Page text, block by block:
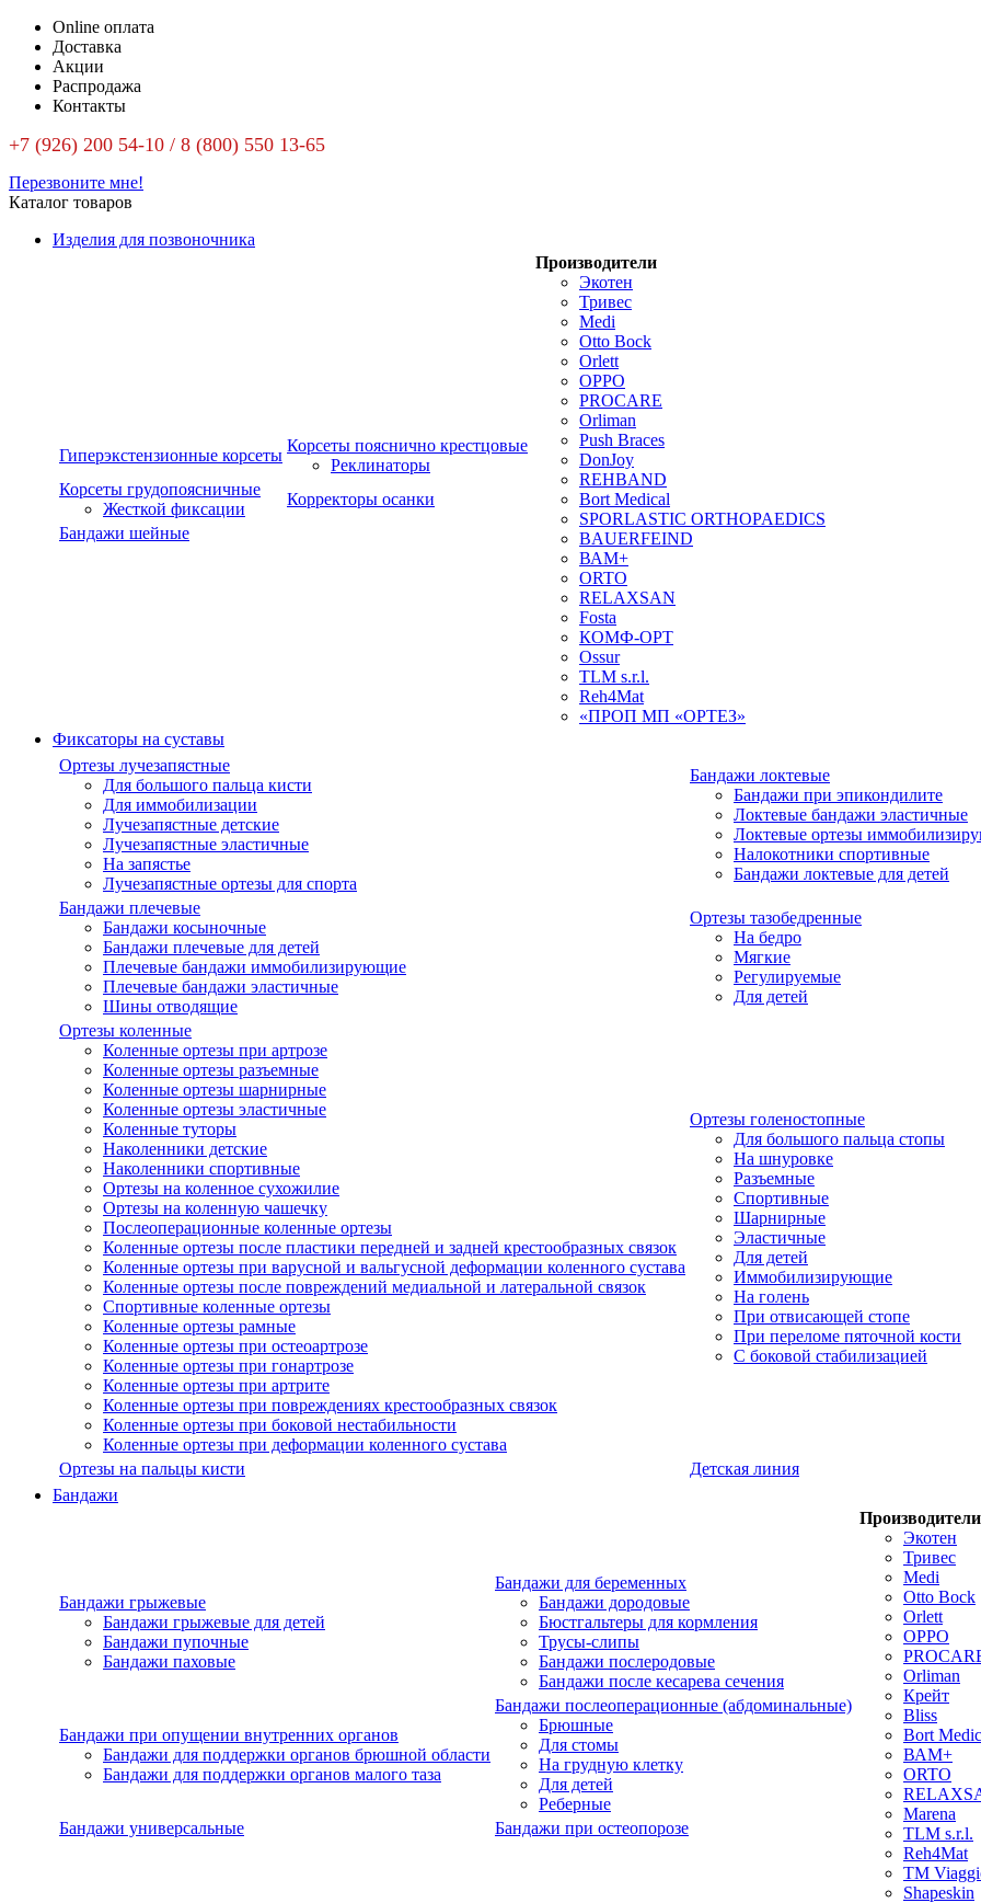
Online оплата
Доставка
Акции
Распродажа
Контакты
+7 (926) 200 54-10 / 8 (800) 550 13-65
Перезвоните мне!
Каталог товаров
Изделия для позвоночника
Гиперэкстензионные корсеты
Корсеты пояснично крестцовые
Реклинаторы
Корсеты грудопоясничные
Жесткой фиксации
Корректоры осанки
Бандажи шейные
Производители
Экотен
Тривес
Medi
Otto Bock
Orlett
OPPO
PROCARE
Orliman
Push Braces
DonJoy
REHBAND
Bort Medical
SPORLASTIC ORTHOPAEDICS
BAUERFEIND
ВАМ+
ORTO
RELAXSAN
Fosta
КОМФ-ОРТ
Ossur
TLM s.r.l.
Reh4Mat
«ПРОП МП «ОРТЕЗ»
Фиксаторы на суставы
Ортезы лучезапястные
Для большого пальца кисти
Для иммобилизации
Лучезапястные детские
Лучезапястные эластичные
На запястье
Лучезапястные ортезы для спорта
Бандажи локтевые
Бандажи при эпикондилите
Локтевые бандажи эластичные
Локтевые ортезы
Налокотники спортивные
Бандажи локтевые для детей
Бандажи плечевые
Бандажи косыночные
Бандажи плечевые для детей
Плечевые бандажи иммобилизирующие
Плечевые бандажи эластичные
Шины отводящие
Ортезы тазобедренные
На бедро
Мягкие
Регулируемые
Для детей
Ортезы коленные
Коленные ортезы при артрозе
Коленные ортезы разъемные
Коленные ортезы шарнирные
Коленные ортезы эластичные
Коленные туторы
Наколенники детские
Наколенники спортивные
Ортезы на коленное сухожилие
Ортезы на коленную чашечку
Послеоперационные коленные ортезы
Коленные ортезы после пластики передней и задней крестообразных связок
Коленные ортезы при варусной и вальгусной деформации коленного сустава
Коленные ортезы после повреждений медиальной и латеральной связок
Спортивные коленные ортезы
Коленные ортезы рамные
Коленные ортезы при остеоартрозе
Коленные ортезы при гонартрозе
Коленные ортезы при артрите
Коленные ортезы при повреждениях крестообразных связок
Коленные ортезы при боковой нестабильности
Коленные ортезы при деформации коленного сустава
Ортезы голеностопные
Для большого пальца стопы
На шнуровке
Разъемные
Спортивные
Шарнирные
Эластичные
Для детей
Иммобилизирующие
На голень
При отвисающей стопе
При переломе пяточной кости
С боковой стабилизацией
Ортезы на пальцы кисти
Детская линия
Бандажи
Бандажи грыжевые
Бандажи грыжевые для детей
Бандажи пупочные
Бандажи паховые
Бандажи для беременных
Бандажи дородовые
Бюстгальтеры для кормления
Трусы-слипы
Бандажи послеродовые
Бандажи после кесарева сечения
Бандажи при опущении внутренних органов
Бандажи для поддержки органов брюшной области
Бандажи для поддержки органов малого таза
Бандажи послеоперационные (абдоминальные)
Брюшные
Для стомы
На грудную клетку
Для детей
Реберные
Бандажи универсальные
Бандажи при остеопорозе
Производители
Экотен
Тривес
Medi
Otto Bock
Orlett
OPPO
Orliman
Крейт
Bliss
Bort
ВАМ+
ORTO
Marena
TLM s.r.l.
Reh4Mat
TM
Shapeskin